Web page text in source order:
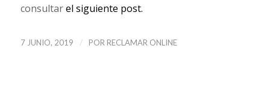
consultarel siguiente post.
7 JUNIO, 2019 / POR RECLAMAR ONLINE